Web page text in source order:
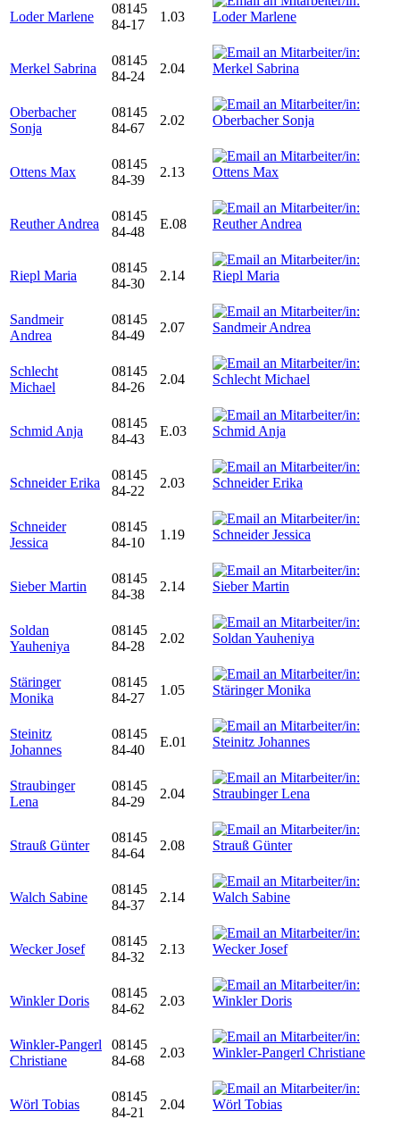
Loder Marlene
08145
84-17
1.03
Merkel Sabrina
08145
84-24
2.04
Oberbacher
Sonja
08145
84-67
2.02
Ottens Max
08145
84-39
2.13
Reuther Andrea
08145
84-48
E.08
Riepl Maria
08145
84-30
2.14
Sandmeir
Andrea
08145
84-49
2.07
Schlecht
Michael
08145
84-26
2.04
Schmid Anja
08145
84-43
E.03
Schneider Erika
08145
84-22
2.03
Schneider
Jessica
08145
84-10
1.19
Sieber Martin
08145
84-38
2.14
Soldan
Yauheniya
08145
84-28
2.02
Stäringer
Monika
08145
84-27
1.05
Steinitz
Johannes
08145
84-40
E.01
Straubinger
Lena
08145
84-29
2.04
Strauß Günter
08145
84-64
2.08
Walch Sabine
08145
84-37
2.14
Wecker Josef
08145
84-32
2.13
Winkler Doris
08145
84-62
2.03
Winkler-Pangerl
Christiane
08145
84-68
2.03
Wörl Tobias
08145
84-21
2.04